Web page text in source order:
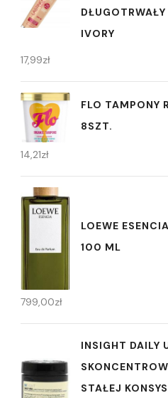
IVORY
17,99zł
FLO TAMPONY
8SZT.
14,21zł
LOEWE
100 ML
799,00zł
INSIGHT DAILY
STAŁEJ